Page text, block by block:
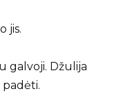
jis.
galvoji. Džulija
padėti.